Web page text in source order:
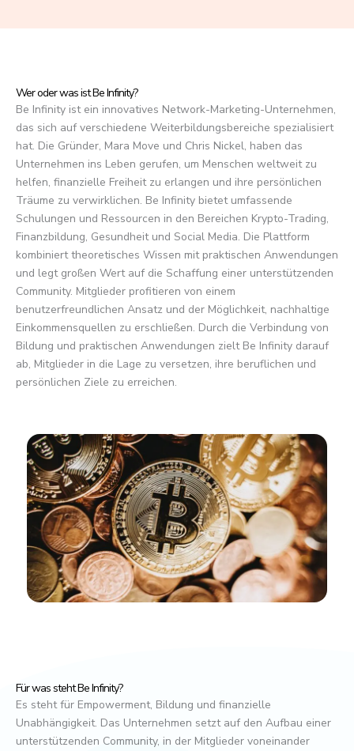
5
Wer oder was ist Be Infinity?
Be Infinity ist ein innovatives Network-Marketing-Unternehmen,
das sich auf verschiedene Weiterbildungsbereiche spezialisiert
hat. Die Gründer, Mara Move und Chris Nickel, haben das
Unternehmen ins Leben gerufen, um Menschen weltweit zu
helfen, finanzielle Freiheit zu erlangen und ihre persönlichen
Träume zu verwirklichen. Be Infinity bietet umfassende
Schulungen und Ressourcen in den Bereichen Krypto-Trading,
Finanzbildung, Gesundheit und Social Media. Die Plattform
kombiniert theoretisches Wissen mit praktischen Anwendungen
und legt großen Wert auf die Schaffung einer unterstützenden
Community. Mitglieder profitieren von einem
benutzerfreundlichen Ansatz und der Möglichkeit, nachhaltige
Einkommensquellen zu erschließen. Durch die Verbindung von
Bildung und praktischen Anwendungen zielt Be Infinity darauf
ab, Mitglieder in die Lage zu versetzen, ihre beruflichen und
persönlichen Ziele zu erreichen.
Für was steht Be Infinity?
Es steht für Empowerment, Bildung und finanzielle
Unabhängigkeit. Das Unternehmen setzt auf den Aufbau einer
unterstützenden Community, in der Mitglieder voneinander